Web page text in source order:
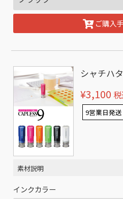
ご購入
シャチハ
¥3,100
9営業日発送
素材説明
インクカラー